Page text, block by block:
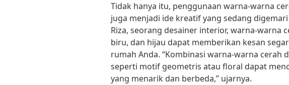
Tidak hanya itu, penggunaan warna-warna
juga menjadi ide kreatif yang sedang
Riza, seorang desainer interior, warna-warna
biru, dan hijau dapat memberikan kesan
rumah Anda. “Kombinasi warna-warna cerah
seperti motif geometris atau floral dapat
yang menarik dan berbeda,” ujarnya.